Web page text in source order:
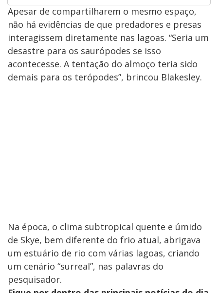
Apesar de compartilharem o mesmo espaço,
não há evidências de que predadores e presas
interagissem diretamente nas lagoas. “Seria um
desastre para os saurópodes se isso
acontecesse. A tentação do almoço teria sido
demais para os terópodes”, brincou Blakesley.
Na época, o clima subtropical quente e úmido
de Skye, bem diferente do frio atual, abrigava
um estuário de rio com várias lagoas, criando
um cenário “surreal”, nas palavras do
pesquisador.